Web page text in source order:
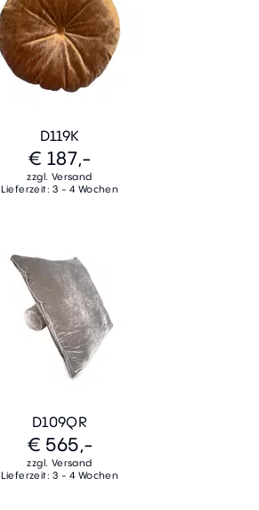
D119K
€ 187,-
zzgl. Versand
Lieferzeit: 3 - 4 Wochen
D109QR
€ 565,-
zzgl. Versand
Lieferzeit: 3 - 4 Wochen